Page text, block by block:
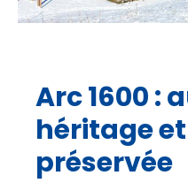
Arc 1600 :
héritage
préservée